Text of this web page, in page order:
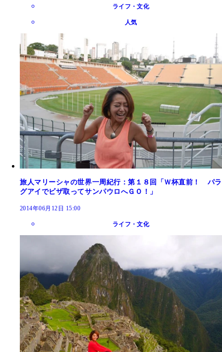
ライフ・文化
人気
旅人マリーシャの世界一周紀行：第１８回「Ｗ杯直前！ パラ
グアイでビザ取ってサンパウロへＧＯ！」
2014年06月12日 15:00
ライフ・文化